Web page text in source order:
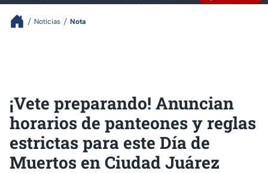
Noticias Nota
¡Vete preparando! Anuncian
horarios de panteones y reglas
estrictas para este Día de
Muertos en Ciudad Juárez